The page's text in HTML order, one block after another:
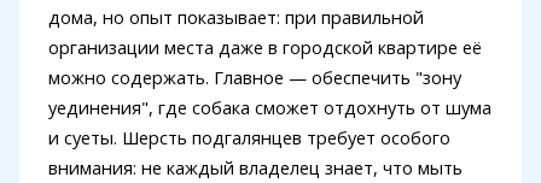
дома, но опыт показывает: при правильной
организации места даже в городской квартире её
можно содержать. Главное — обеспечить "зону
уединения", где собака сможет отдохнуть от шума
и суеты. Шерсть подгалянцев требует особого
внимания: не каждый владелец знает, что мыть